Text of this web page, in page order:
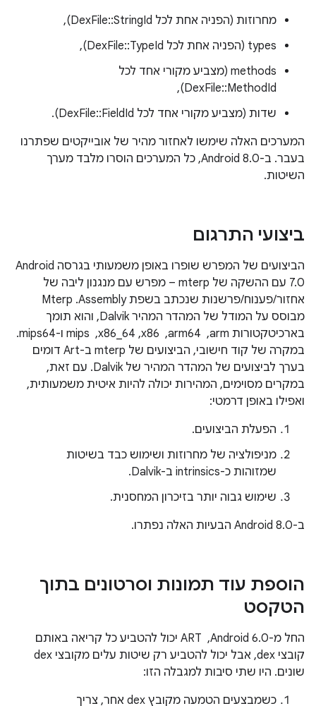
מחרוזות (הפניה אחת לכל DexFile::StringId),
‫types (הפניה אחת לכל DexFile::TypeId),
‫methods (מצביע מקורי אחד לכל
DexFile::MethodId),
שדות (מצביע מקורי אחד לכל DexFile::FieldId).
המערכים האלה שימשו לאחזור מהיר של אובייקטים שפתרנו
בעבר. ב-Android 8.0, כל המערכים הוסרו מלבד מערך
השיטות.
ביצועי התרגום
הביצועים של המפרש שופרו באופן משמעותי בגרסה Android
7.0 עם ההשקה של mterp – מפרש עם מנגנון ליבה של
אחזור/פענוח/פרשנות שנכתב בשפת Assembly. ‫Mterp
מבוסס על המודל של המהדר המהיר Dalvik, והוא תומך
בארכיטקטורות arm, ‏ arm64, ‏ x86,‏ x86_64, ‏ mips ו-mips64.
במקרה של קוד חישובי, הביצועים של mterp ב-Art דומים
בערך לביצועים של המהדר המהיר של Dalvik. עם זאת,
במקרים מסוימים, המהירות יכולה להיות איטית משמעותית,
ואפילו באופן דרמטי:
הפעלת הביצועים.
מניפולציה של מחרוזות ושימוש כבד בשיטות
שמזוהות כ-intrinsics ב-Dalvik.
שימוש גבוה יותר בזיכרון המחסנית.
ב-Android 8.0 הבעיות האלה נפתרו.
הוספת עוד תמונות וסרטונים בתוך
הטקסט
החל מ-Android 6.0, ‏ ART יכול להטביע כל קריאה באותם
קובצי dex, אבל יכול להטביע רק שיטות עלים מקובצי dex
שונים. היו שתי סיבות למגבלה הזו:
כשמבצעים הטמעה מקובץ dex אחר, צריך